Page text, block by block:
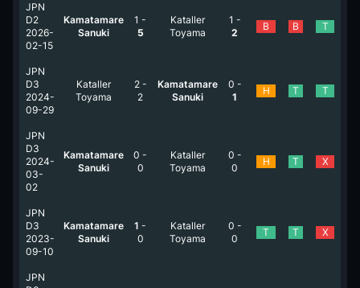
JPN
D2
2026-
02-15
Kamatamare
Sanuki
1 -
5
Kataller
Toyama
1 -
2
B B T
JPN
D3
2024-
09-29
Kataller
Toyama
2-
2
Kamatamare
Sanuki
0 -
1
H T T
JPN
D3
2024-
03-
02
Kamatamare
Sanuki
0 -
0
Kataller
Toyama
0 -
0
H T X
JPN
D3
2023-
09-10
Kamatamare
Sanuki
1 -
0
Kataller
Toyama
0 -
0
T T X
JPN